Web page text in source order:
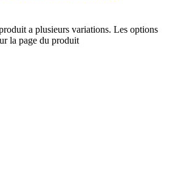
a plusieurs variations. Les options
la page du produit